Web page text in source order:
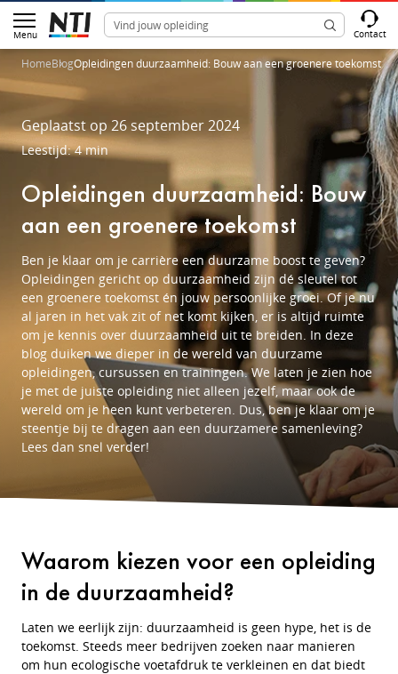
Menu Contact
HomeBlogOpleidingen duurzaamheid: Bouw aan een groenere toekomst
Geplaatst op 26 september 2024
Leestijd: 4 min
Opleidingen duurzaamheid: Bouw
aan een groenere toekomst
Ben je klaar om je carrière een duurzame boost te geven?
Opleidingen gericht op duurzaamheid zijn dé sleutel tot
een groenere toekomst én jouw persoonlijke groei. Of je nu
al jaren in het vak zit of net komt kijken, er is altijd ruimte
om je kennis over duurzaamheid uit te breiden. In deze
blog duiken we dieper in de wereld van duurzame
opleidingen, cursussen en trainingen. We laten je zien hoe
je met de juiste opleiding niet alleen jezelf, maar ook de
wereld om je heen kunt verbeteren. Dus, ben je klaar om je
steentje bij te dragen aan een duurzamere samenleving?
Lees dan snel verder!
Waarom kiezen voor een opleiding
in de duurzaamheid?
Laten we eerlijk zijn: duurzaamheid is geen hype, het is de
toekomst. Steeds meer bedrijven zoeken naar manieren
om hun ecologische voetafdruk te verkleinen en dat biedt